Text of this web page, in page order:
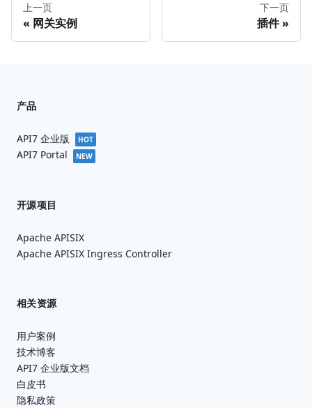
上一页
网关实例
下一页
插件
产品
API7 企业版 HOT
API7 Portal NEW
开源项目
Apache APISIX
Apache APISIX Ingress Controller
相关资源
用户案例
技术博客
API7 企业版文档
白皮书
隐私政策